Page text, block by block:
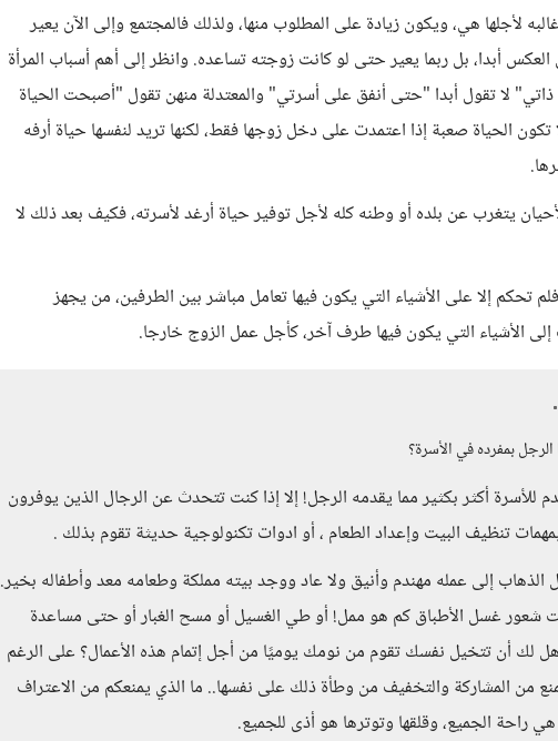
لأجلها هي، ويكون زيادة على المطلوب منها، ولذلك فالمجتمع وإلى الآن يعير
أبدا، بل ربما يعير حتى لو كانت زوجته تساعده. وانظر إلى أهم أسباب المرأة
لا تقول أبدا "حتى أنفق على أسرتي" والمعتدلة منهن تقول "أصبحت الحياة
الحياة صعبة إذا اعتمدت على دخل زوجها فقط، لكنها تريد لنفسها حياة أرفه
يتغرب عن بلده أو وطنه كله لأجل توفير حياة أرغد لأسرته، فكيف بعد ذلك لا
تحكم إلا على الأشياء التي يكون فيها تعامل مباشر بين الطرفين، من يجهز
إلى الأشياء التي يكون فيها طرف آخر، كأجل عمل الزوج خارجا.
بمفرده في الأسرة؟
للأسرة أكثر بكثير مما يقدمه الرجل! إلا إذا كنت تتحدث عن الرجال الذين يوفرون
تنظيف البيت وإعداد الطعام ، أو ادوات تكنولوجية حديثة تقوم بذلك .
الذهاب إلى عمله مهندم وأنيق ولا عاد ووجد بيته مملكة وطعامه معد وأطفاله بخير.
غسل الأطباق كم هو ممل! أو طي الغسيل أو مسح الغبار أو حتى مساعدة
هل لك أن تتخيل نفسك تقوم من نومك يوميًا من أجل إتمام هذه الأعمال؟ على الرغم
من المشاركة والتخفيف من وطأة ذلك على نفسها.. ما الذي يمنعكم من الاعتراف
راحة الجميع، وقلقها وتوترها هو أذى للجميع.